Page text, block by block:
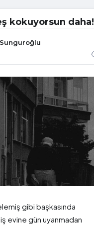
kokuyorsun daha!
gibi başkasında
evine gün uyanmadan